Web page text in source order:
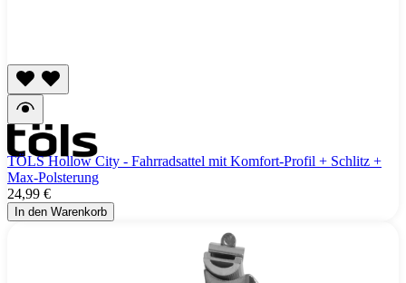
TÖLS Hollow City - Fahrradsattel mit Komfort-Profil + Schlitz +
Max-Polsterung
24,99 €
In den Warenkorb